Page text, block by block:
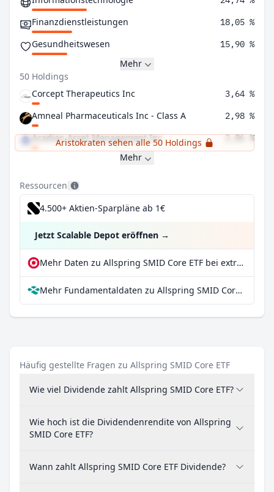
Finanzdienstleistungen 18,05 %
Gesundheitswesen 15,90 %
Mehr
50 Holdings
Corcept Therapeutics Inc
3,64 %
Amneal Pharmaceuticals Inc - Class A 2,98 %
Acadian Asset Management Inc 2,86 %
Aristokraten sehen alle 50 Holdings
Mehr
Ressourcen
4.500+ Aktien-Sparpläne ab 1€
Jetzt Scalable Depot eröffnen →
Mehr Daten zu Allspring SMID Core ETF bei extraETF
Mehr Fundamentaldaten zu Allspring SMID Core ETF bei Parqet
Häufig gestellte Fragen zu Allspring SMID Core ETF
Wie viel Dividende zahlt Allspring SMID Core ETF?
Wie hoch ist die Dividendenrendite von Allspring
SMID Core ETF?
Wann zahlt Allspring SMID Core ETF Dividende?